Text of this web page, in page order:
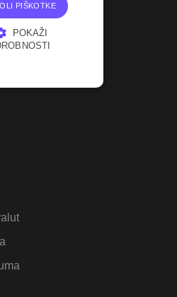
PIŠKOTKE
POKAŽI